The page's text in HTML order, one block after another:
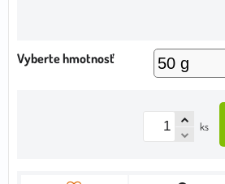
Vyberte hmotnosť
ks